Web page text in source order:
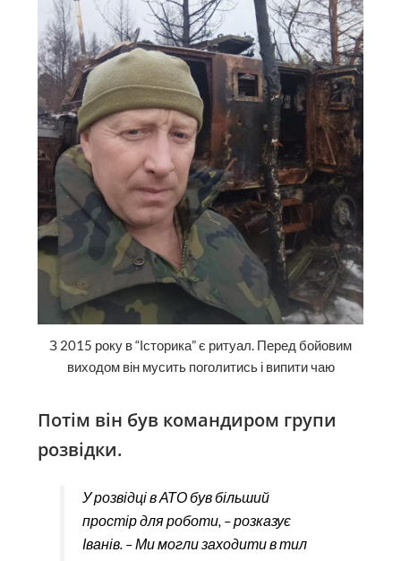
З 2015 року в “Історика” є ритуал. Перед бойовим
виходом він мусить поголитись і випити чаю
Потім він був командиром групи
розвідки.
У розвідці в АТО був більший
простір для роботи, – розказує
Іванів. – Ми могли заходити в тил